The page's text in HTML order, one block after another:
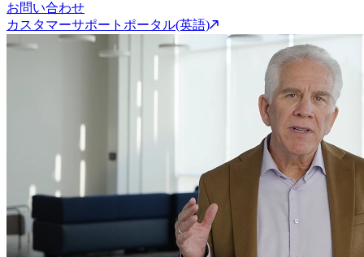
お問い合わせ
カスタマーサポートポータル(英語)